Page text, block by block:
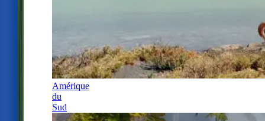
Amérique
du
Sud